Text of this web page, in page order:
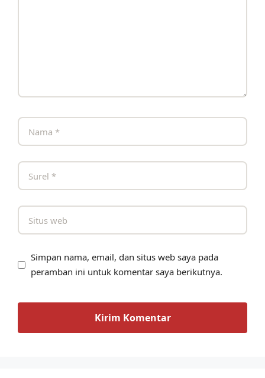
Simpan nama, email, dan situs web saya pada
peramban ini untuk komentar saya berikutnya.